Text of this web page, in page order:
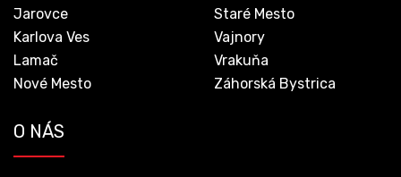
Jarovce
Karlova Ves
Lamač
Nové Mesto
Staré Mesto
Vajnory
Vrakuňa
Záhorská Bystrica
O NÁS